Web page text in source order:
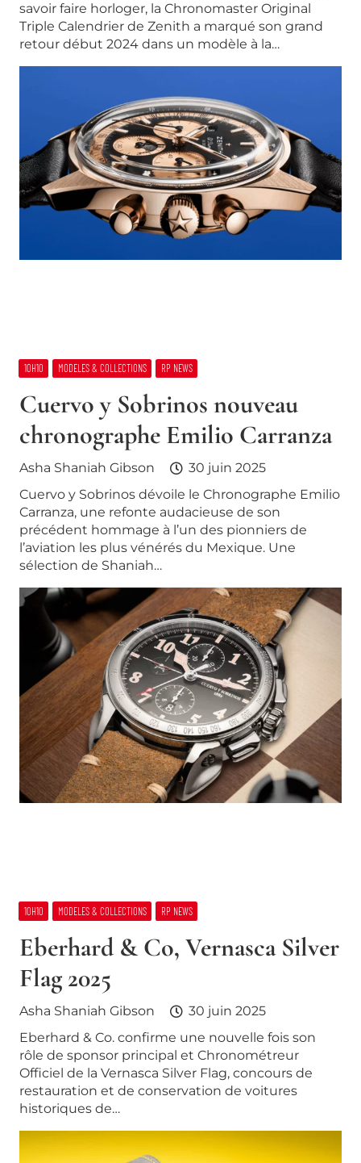
savoir faire horloger, la Chronomaster Original
Triple Calendrier de Zenith a marqué son grand
retour début 2024 dans un modèle à la…
10H10 MODELES & COLLECTIONS RP NEWS
Cuervo y Sobrinos nouveau
chronographe Emilio Carranza
Asha Shaniah Gibson
30 juin 2025
Cuervo y Sobrinos dévoile le Chronographe Emilio
Carranza, une refonte audacieuse de son
précédent hommage à l’un des pionniers de
l’aviation les plus vénérés du Mexique. Une
sélection de Shaniah…
10H10 MODELES & COLLECTIONS RP NEWS
Eberhard & Co, Vernasca Silver
Flag 2025
Asha Shaniah Gibson
30 juin 2025
Eberhard & Co. confirme une nouvelle fois son
rôle de sponsor principal et Chronométreur
Officiel de la Vernasca Silver Flag, concours de
restauration et de conservation de voitures
historiques de…